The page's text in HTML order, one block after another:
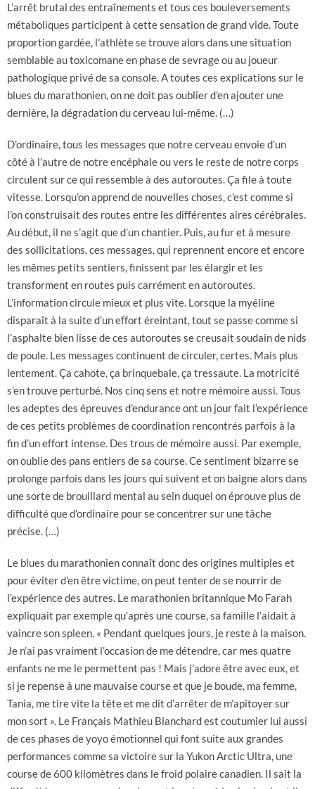
L’arrêt brutal des entraînements et tous ces bouleversements
métaboliques participent à cette sensation de grand vide. Toute
proportion gardée, l’athlète se trouve alors dans une situation
semblable au toxicomane en phase de sevrage ou au joueur
pathologique privé de sa console. A toutes ces explications sur le
blues du marathonien, on ne doit pas oublier d’en ajouter une
dernière, la dégradation du cerveau lui-même. (…)
D’ordinaire, tous les messages que notre cerveau envoie d’un
côté à l’autre de notre encéphale ou vers le reste de notre corps
circulent sur ce qui ressemble à des autoroutes. Ça file à toute
vitesse. Lorsqu’on apprend de nouvelles choses, c’est comme si
l’on construisait des routes entre les différentes aires cérébrales.
Au début, il ne s’agit que d’un chantier. Puis, au fur et à mesure
des sollicitations, ces messages, qui reprennent encore et encore
les mêmes petits sentiers, finissent par les élargir et les
transforment en routes puis carrément en autoroutes.
L’information circule mieux et plus vite. Lorsque la myéline
disparaît à la suite d’un effort éreintant, tout se passe comme si
l’asphalte bien lisse de ces autoroutes se creusait soudain de nids
de poule. Les messages continuent de circuler, certes. Mais plus
lentement. Ça cahote, ça brinquebale, ça tressaute. La motricité
s’en trouve perturbé. Nos cinq sens et notre mémoire aussi. Tous
les adeptes des épreuves d’endurance ont un jour fait l’expérience
de ces petits problèmes de coordination rencontrés parfois à la
fin d’un effort intense. Des trous de mémoire aussi. Par exemple,
on oublie des pans entiers de sa course. Ce sentiment bizarre se
prolonge parfois dans les jours qui suivent et on baigne alors dans
une sorte de brouillard mental au sein duquel on éprouve plus de
difficulté que d’ordinaire pour se concentrer sur une tâche
précise. (…)
Le blues du marathonien connaît donc des origines multiples et
pour éviter d’en être victime, on peut tenter de se nourrir de
l’expérience des autres. Le marathonien britannique Mo Farah
expliquait par exemple qu’après une course, sa famille l’aidait à
vaincre son spleen. « Pendant quelques jours, je reste à la maison.
Je n’ai pas vraiment l’occasion de me détendre, car mes quatre
enfants ne me le permettent pas ! Mais j’adore être avec eux, et
si je repense à une mauvaise course et que je boude, ma femme,
Tania, me tire vite la tête et me dit d’arrêter de m’apitoyer sur
mon sort ». Le Français Mathieu Blanchard est coutumier lui aussi
de ces phases de yoyo émotionnel qui font suite aux grandes
performances comme sa victoire sur la Yukon Arctic Ultra, une
course de 600 kilomètres dans le froid polaire canadien. Il sait la